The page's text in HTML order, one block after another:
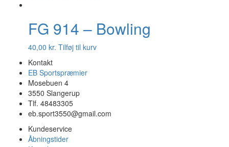
FG 914 – Bowling
40,00 kr. Tilføj til kurv
Kontakt
EB Sportspræmier
Mosebuen 4
3550 Slangerup
Tlf. 48483305
eb.sport3550@gmail.com
Kundeservice
Åbningstider